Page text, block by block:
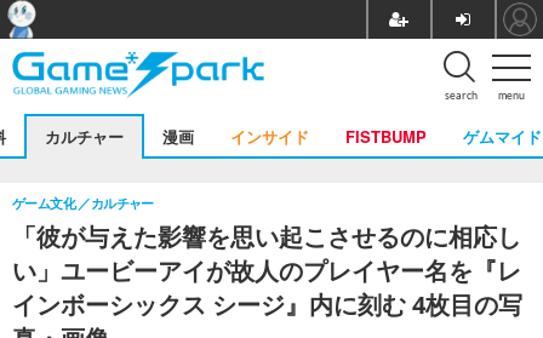
menu
search
カルチャー 漫画 インサイド FISTBUMP ゲムマイド
「彼が与えた影響を思い起こさせるのに相応し
い」ユービーアイが故人のプレイヤー名を『レ
インボーシックス シージ』内に刻む 4枚目の写
ゲーム文化 カルチャー